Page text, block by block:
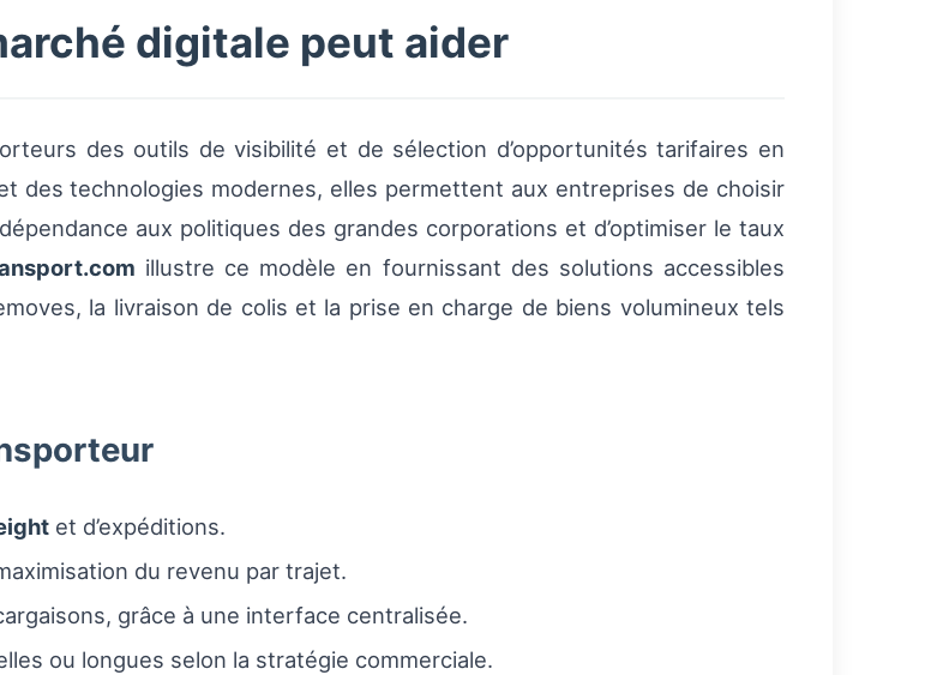
digitale peut aider
des outils de visibilité et de sélection d’opportunités tarifaires en
des technologies modernes, elles permettent aux entreprises de choisir
aux politiques des grandes corporations et d’optimiser le taux
illustre ce modèle en fournissant des solutions accessibles
la livraison de colis et la prise en charge de biens volumineux tels
et d’expéditions.
du revenu par trajet.
grâce à une interface centralisée.
ou longues selon la stratégie commerciale.